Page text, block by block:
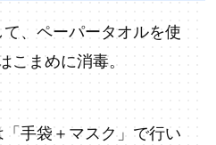
、ペーパータオルを使
こまめに消毒。
手袋＋マスク」で行い